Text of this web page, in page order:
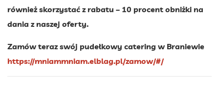
również skorzystać z rabatu – 10 procent obniżki na
dania z naszej oferty.
Zamów teraz swój pudełkowy catering w Braniewie
https://mniammniam.elblag.pl/zamow/#/